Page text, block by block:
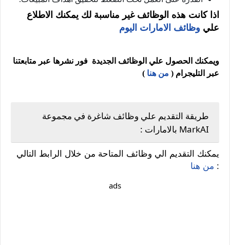
اذا كانت هذه الوظائف غير مناسبة لك يمكنك الاطلاع
علي وظائف الامارات اليوم
ويمكنك الحصول علي الوظائف الجديدة فور نشرها عبر متابعتنا
عبر التليجرام ( من هنا )
طريقة التقديم علي وظائف شاغرة في مجموعة
MarkAI بالامارات :
يمكنك التقديم الي وظائف المتاحة من خلال الرابط التالي
: من هنا
ads